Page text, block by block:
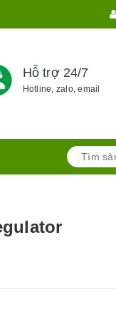
Hỗ trợ 24/7
Hotline, zalo, email